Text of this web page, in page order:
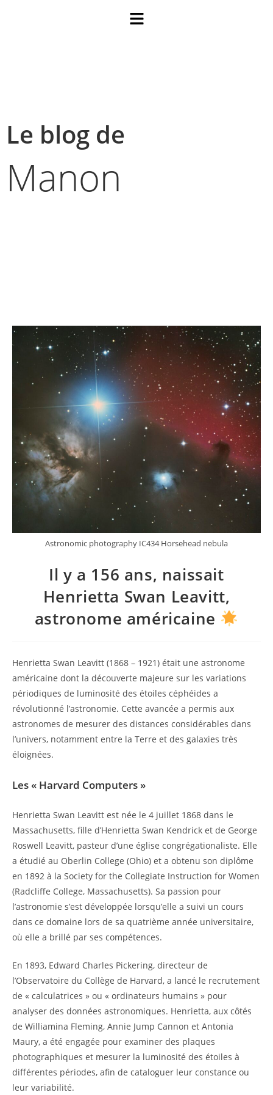
Le blog de
Manon
Astronomic photography IC434 Horsehead nebula
Il y a 156 ans, naissait
Henrietta Swan Leavitt,
astronome américaine
Henrietta Swan Leavitt (1868 – 1921) était une astronome
américaine dont la découverte majeure sur les variations
périodiques de luminosité des étoiles céphéides a
révolutionné l’astronomie. Cette avancée a permis aux
astronomes de mesurer des distances considérables dans
l’univers, notamment entre la Terre et des galaxies très
éloignées.
Les « Harvard Computers »
Henrietta Swan Leavitt est née le 4 juillet 1868 dans le
Massachusetts, fille d’Henrietta Swan Kendrick et de George
Roswell Leavitt, pasteur d’une église congrégationaliste. Elle
a étudié au Oberlin College (Ohio) et a obtenu son diplôme
en 1892 à la Society for the Collegiate Instruction for Women
(Radcliffe College, Massachusetts). Sa passion pour
l’astronomie s’est développée lorsqu’elle a suivi un cours
dans ce domaine lors de sa quatrième année universitaire,
où elle a brillé par ses compétences.
En 1893, Edward Charles Pickering, directeur de
l’Observatoire du Collège de Harvard, a lancé le recrutement
de « calculatrices » ou « ordinateurs humains » pour
analyser des données astronomiques. Henrietta, aux côtés
de Williamina Fleming, Annie Jump Cannon et Antonia
Maury, a été engagée pour examiner des plaques
photographiques et mesurer la luminosité des étoiles à
différentes périodes, afin de cataloguer leur constance ou
leur variabilité.